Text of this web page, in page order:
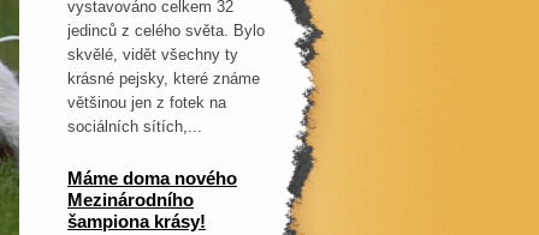
vystavováno celkem 32
jedinců z celého světa. Bylo
skvělé, vidět všechny ty
krásné pejsky, které známe
většinou jen z fotek na
sociálních sítích,...
Máme doma nového
Mezinárodního
šampiona krásy!